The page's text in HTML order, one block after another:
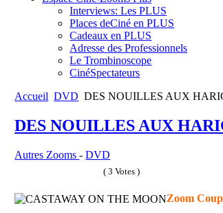
Interviews: Les PLUS
Places deCiné en PLUS
Cadeaux en PLUS
Adresse des Professionnels
Le Trombinoscope
CinéSpectateurs
Accueil DVD DES NOUILLES AUX
DES NOUILLES AUX
Autres Zooms-DVD
( 3 Votes )
Zoom